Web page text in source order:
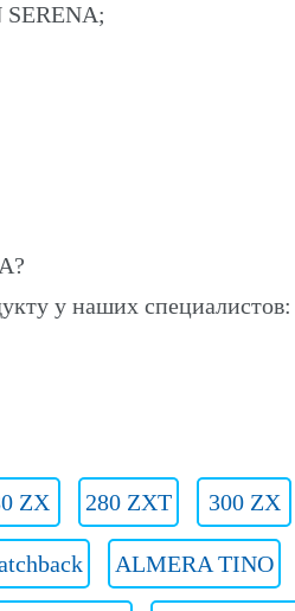
SERENA;
у наших специалистов:
ZX 280 ZXT 300 ZX
ALMERA TINO